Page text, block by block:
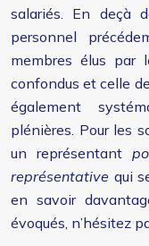
salariés. En deçà
personnel
membres élus par
confondus et celle
également
plénières. Pour les
un représentant
représentative qui
en savoir
évoqués, n’hésitez